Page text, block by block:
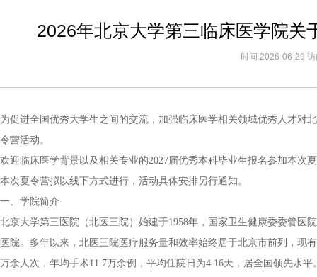
2026年北京大学第三临床医学院关
时间:2026-06-29
为促进全国优秀大学生之间的交流，加强临床医学相关领域优秀人才对
令营活动。
欢迎临床医学背景以及相关专业的2027届优秀本科毕业生报名参加本次
本次夏令营拟以线下方式进行，活动具体安排另行通知。
一、学院简介
北京大学第三医院（北医三院）始建于1958年，国家卫生健康委委管
医院。多年以来，北医三院医疗服务量和效率始终居于北京市前列，现
万余人次，年均手术11.7万余例，平均住院日为4.16天，居全国领先水